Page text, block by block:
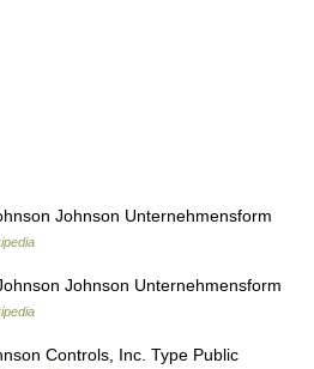
Johnson Unternehmensform
Johnson Unternehmensform
Controls, Inc. Type Public